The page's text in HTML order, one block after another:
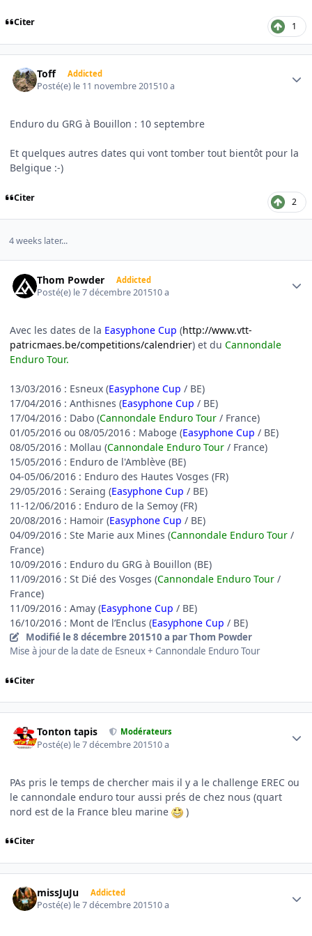
Citer 1
Toff Addicted
Posté(e) le 11 novembre 201510 a
Enduro du GRG à Bouillon : 10 septembre
Et quelques autres dates qui vont tomber tout bientôt pour la
Belgique :-)
Citer 2
4 weeks later...
Thom Powder Addicted
Posté(e) le 7 décembre 201510 a
Avec les dates de la Easyphone Cup (http://www.vtt-
patricmaes.be/competitions/calendrier) et du Cannondale
Enduro Tour.
13/03/2016 : Esneux (Easyphone Cup / BE)
17/04/2016 : Anthisnes (Easyphone Cup / BE)
17/04/2016 : Dabo (Cannondale Enduro Tour / France)
01/05/2016 ou 08/05/2016 : Maboge (Easyphone Cup / BE)
08/05/2016 : Mollau (Cannondale Enduro Tour / France)
15/05/2016 : Enduro de l'Amblève (BE)
04-05/06/2016 : Enduro des Hautes Vosges (FR)
29/05/2016 : Seraing (Easyphone Cup / BE)
11-12/06/2016 : Enduro de la Semoy (FR)
20/08/2016 : Hamoir (Easyphone Cup / BE)
04/09/2016 : Ste Marie aux Mines (Cannondale Enduro Tour /
France)
10/09/2016 : Enduro du GRG à Bouillon (BE)
11/09/2016 : St Dié des Vosges (Cannondale Enduro Tour /
France)
11/09/2016 : Amay (Easyphone Cup / BE)
16/10/2016 : Mont de l’Enclus (Easyphone Cup / BE)
Modifié le 8 décembre 201510 a par Thom Powder
Mise à jour de la date de Esneux + Cannondale Enduro Tour
Citer
Tonton tapis Modérateurs
Posté(e) le 7 décembre 201510 a
PAs pris le temps de chercher mais il y a le challenge EREC ou
le cannondale enduro tour aussi prés de chez nous (quart
nord est de la France bleu marine
)
Citer
missJuJu Addicted
Posté(e) le 7 décembre 201510 a